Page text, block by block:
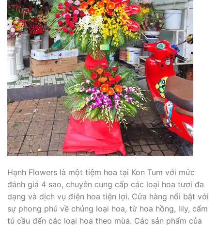
Hạnh Flowers là một tiệm hoa tại Kon Tum với mức
đánh giá 4 sao, chuyên cung cấp các loại hoa tươi đa
dạng và dịch vụ điện hoa tiện lợi. Cửa hàng nổi bật với
sự phong phú về chủng loại hoa, từ hoa hồng, lily, cẩm
tú cầu đến các loại hoa theo mùa. Các sản phẩm của